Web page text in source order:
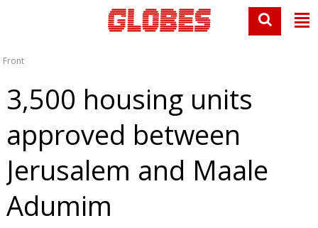
Front
3,500 housing units
approved between
Jerusalem and Maale
Adumim